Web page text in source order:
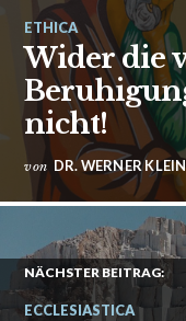
ETHICA
Wider die
nicht!
von DR. WERNER
NÄCHSTER BEITRAG:
ECCLESIASTICA